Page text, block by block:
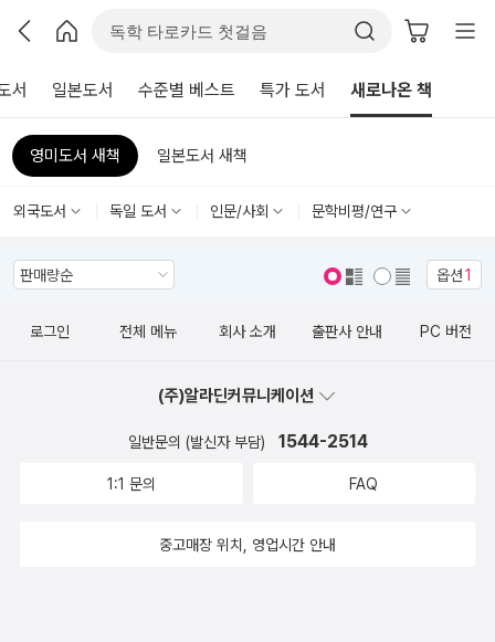
서 일본도서 수준별 베스트 특가 도서 새로나온 책
영미도서 새책 일본도서 새책
외국도서 독일 도서 인문/사회 문학비평/연구
옵션1
로그인 전체 메뉴 회사 소개 출판사 안내 PC 버전
(주)알라딘커뮤니케이션
일반문의 (발신자 부담) 1544-2514
1:1 문의 FAQ
중고매장 위치, 영업시간 안내